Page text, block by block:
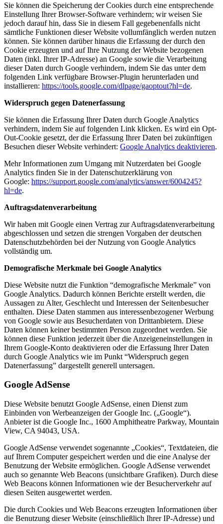
Sie können die Speicherung der Cookies durch eine entsprechende
Einstellung Ihrer Browser-Software verhindern; wir weisen Sie
jedoch darauf hin, dass Sie in diesem Fall gegebenenfalls nicht
sämtliche Funktionen dieser Website vollumfänglich werden nutzen
können. Sie können darüber hinaus die Erfassung der durch den
Cookie erzeugten und auf Ihre Nutzung der Website bezogenen
Daten (inkl. Ihrer IP-Adresse) an Google sowie die Verarbeitung
dieser Daten durch Google verhindern, indem Sie das unter dem
folgenden Link verfügbare Browser-Plugin herunterladen und
installieren: https://tools.google.com/dlpage/gaoptout?hl=de.
Widerspruch gegen Datenerfassung
Sie können die Erfassung Ihrer Daten durch Google Analytics
verhindern, indem Sie auf folgenden Link klicken. Es wird ein Opt-
Out-Cookie gesetzt, der die Erfassung Ihrer Daten bei zukünftigen
Besuchen dieser Website verhindert: Google Analytics deaktivieren.
Mehr Informationen zum Umgang mit Nutzerdaten bei Google
Analytics finden Sie in der Datenschutzerklärung von
Google: https://support.google.com/analytics/answer/6004245?
hl=de.
Auftragsdatenverarbeitung
Wir haben mit Google einen Vertrag zur Auftragsdatenverarbeitung
abgeschlossen und setzen die strengen Vorgaben der deutschen
Datenschutzbehörden bei der Nutzung von Google Analytics
vollständig um.
Demografische Merkmale bei Google Analytics
Diese Website nutzt die Funktion “demografische Merkmale” von
Google Analytics. Dadurch können Berichte erstellt werden, die
Aussagen zu Alter, Geschlecht und Interessen der Seitenbesucher
enthalten. Diese Daten stammen aus interessenbezogener Werbung
von Google sowie aus Besucherdaten von Drittanbietern. Diese
Daten können keiner bestimmten Person zugeordnet werden. Sie
können diese Funktion jederzeit über die Anzeigeneinstellungen in
Ihrem Google-Konto deaktivieren oder die Erfassung Ihrer Daten
durch Google Analytics wie im Punkt “Widerspruch gegen
Datenerfassung” dargestellt generell untersagen.
Google AdSense
Diese Website benutzt Google AdSense, einen Dienst zum
Einbinden von Werbeanzeigen der Google Inc. („Google“).
Anbieter ist die Google Inc., 1600 Amphitheatre Parkway, Mountain
View, CA 94043, USA.
Google AdSense verwendet sogenannte „Cookies“, Textdateien, die
auf Ihrem Computer gespeichert werden und die eine Analyse der
Benutzung der Website ermöglichen. Google AdSense verwendet
auch so genannte Web Beacons (unsichtbare Grafiken). Durch diese
Web Beacons können Informationen wie der Besucherverkehr auf
diesen Seiten ausgewertet werden.
Die durch Cookies und Web Beacons erzeugten Informationen über
die Benutzung dieser Website (einschließlich Ihrer IP-Adresse) und